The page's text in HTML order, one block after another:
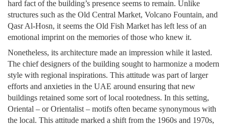
hard fact of the building’s presence seems to remain. Unlike
structures such as the Old Central Market, Volcano Fountain, and
Qasr Al-Hosn, it seems the Old Fish Market has left less of an
emotional imprint on the memories of those who knew it.
Nonetheless, its architecture made an impression while it lasted.
The chief designers of the building sought to harmonize a modern
style with regional inspirations. This attitude was part of larger
efforts and anxieties in the UAE around ensuring that new
buildings retained some sort of local rootedness. In this setting,
Oriental – or Orientalist – motifs often became synonymous with
the local. This attitude marked a shift from the 1960s and 1970s,